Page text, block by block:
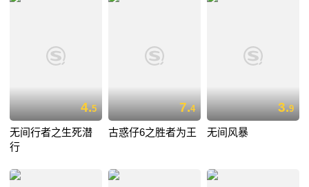
4.5
无间行者之生死潜
行
7.4
古惑仔6之胜者为王
3.9
无间风暴